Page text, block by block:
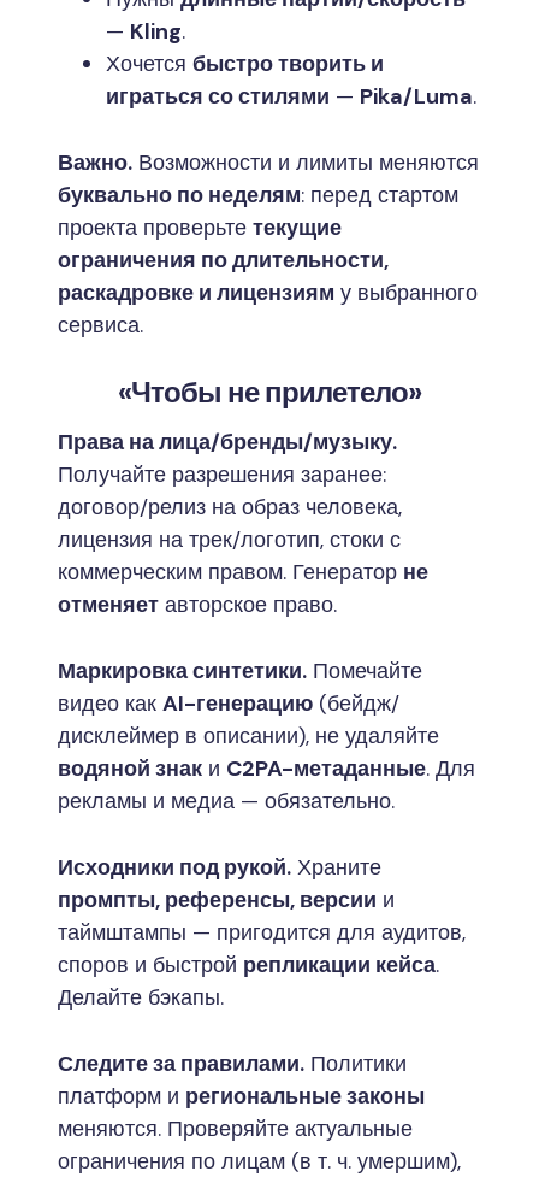
— Kling.
Хочется быстро творить и
играться со стилями — Pika/Luma.
Важно. Возможности и лимиты меняются
буквально по неделям: перед стартом
проекта проверьте текущие
ограничения по длительности,
раскадровке и лицензиям у выбранного
сервиса.
«Чтобы не прилетело»
Права на лица/бренды/музыку.
Получайте разрешения заранее:
договор/релиз на образ человека,
лицензия на трек/логотип, стоки с
коммерческим правом. Генератор не
отменяет авторское право.
Маркировка синтетики. Помечайте
видео как AI-генерацию (бейдж/
дисклеймер в описании), не удаляйте
водяной знак и C2PA-метаданные. Для
рекламы и медиа — обязательно.
Исходники под рукой. Храните
промпты, референсы, версии и
таймштампы — пригодится для аудитов,
споров и быстрой репликации кейса.
Делайте бэкапы.
Следите за правилами. Политики
платформ и региональные законы
меняются. Проверяйте актуальные
ограничения по лицам (в т. ч. умершим),